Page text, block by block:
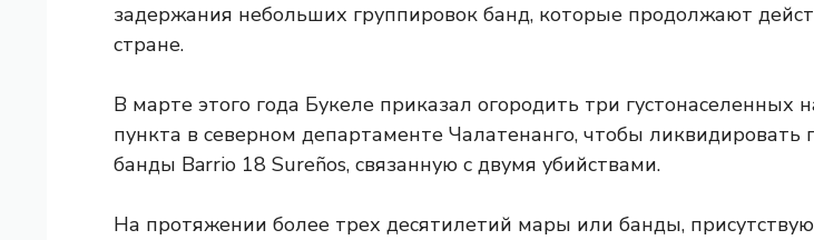
задержания небольших группировок банд, которые продолжают
стране.
В марте этого года Букеле приказал огородить три густонаселенных
пункта в северном департаменте Чалатенанго, чтобы ликвидировать
банды Barrio 18 Sureños, связанную с двумя убийствами.
На протяжении более трех десятилетий мары или банды,